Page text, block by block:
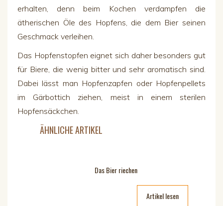
erhalten, denn beim Kochen verdampfen die
ätherischen Öle des Hopfens, die dem Bier seinen
Geschmack verleihen.
Das Hopfenstopfen eignet sich daher besonders gut
für Biere, die wenig bitter und sehr aromatisch sind.
Dabei lässt man Hopfenzapfen oder Hopfenpellets
im Gärbottich ziehen, meist in einem sterilen
Hopfensäckchen
ÄHNLICHE ARTIKEL
Das Bier riechen
Artikel lesen